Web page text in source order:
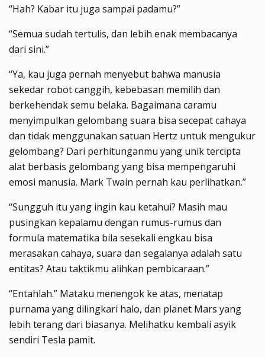
“Hah? Kabar itu juga sampai padamu?”
“Semua sudah tertulis, dan lebih enak membacanya
dari sini.”
“Ya, kau juga pernah menyebut bahwa manusia
sekedar robot canggih, kebebasan memilih dan
berkehendak semu belaka. Bagaimana caramu
menyimpulkan gelombang suara bisa secepat cahaya
dan tidak menggunakan satuan Hertz untuk mengukur
gelombang? Dari perhitunganmu yang unik tercipta
alat berbasis gelombang yang bisa mempengaruhi
emosi manusia. Mark Twain pernah kau perlihatkan.”
“Sungguh itu yang ingin kau ketahui? Masih mau
pusingkan kepalamu dengan rumus-rumus dan
formula matematika bila sesekali engkau bisa
merasakan cahaya, suara dan segalanya adalah satu
entitas? Atau taktikmu alihkan pembicaraan.”
“Entahlah.” Mataku menengok ke atas, menatap
purnama yang dilingkari halo, dan planet Mars yang
lebih terang dari biasanya. Melihatku kembali asyik
sendiri Tesla pamit.